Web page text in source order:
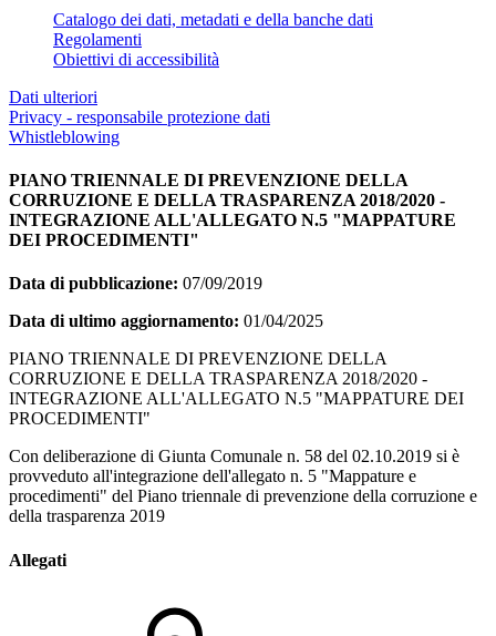
Catalogo dei dati, metadati e della banche dati
Regolamenti
Obiettivi di accessibilità
Dati ulteriori
Privacy - responsabile protezione dati
Whistleblowing
PIANO TRIENNALE DI PREVENZIONE DELLA
CORRUZIONE E DELLA TRASPARENZA 2018/2020 -
INTEGRAZIONE ALL'ALLEGATO N.5 "MAPPATURE
DEI PROCEDIMENTI"
Data di pubblicazione: 07/09/2019
Data di ultimo aggiornamento: 01/04/2025
PIANO TRIENNALE DI PREVENZIONE DELLA
CORRUZIONE E DELLA TRASPARENZA 2018/2020 -
INTEGRAZIONE ALL'ALLEGATO N.5 "MAPPATURE DEI
PROCEDIMENTI"
Con deliberazione di Giunta Comunale n. 58 del 02.10.2019 si è
provveduto all'integrazione dell'allegato n. 5 "Mappature e
procedimenti" del Piano triennale di prevenzione della corruzione e
della trasparenza 2019
Allegati